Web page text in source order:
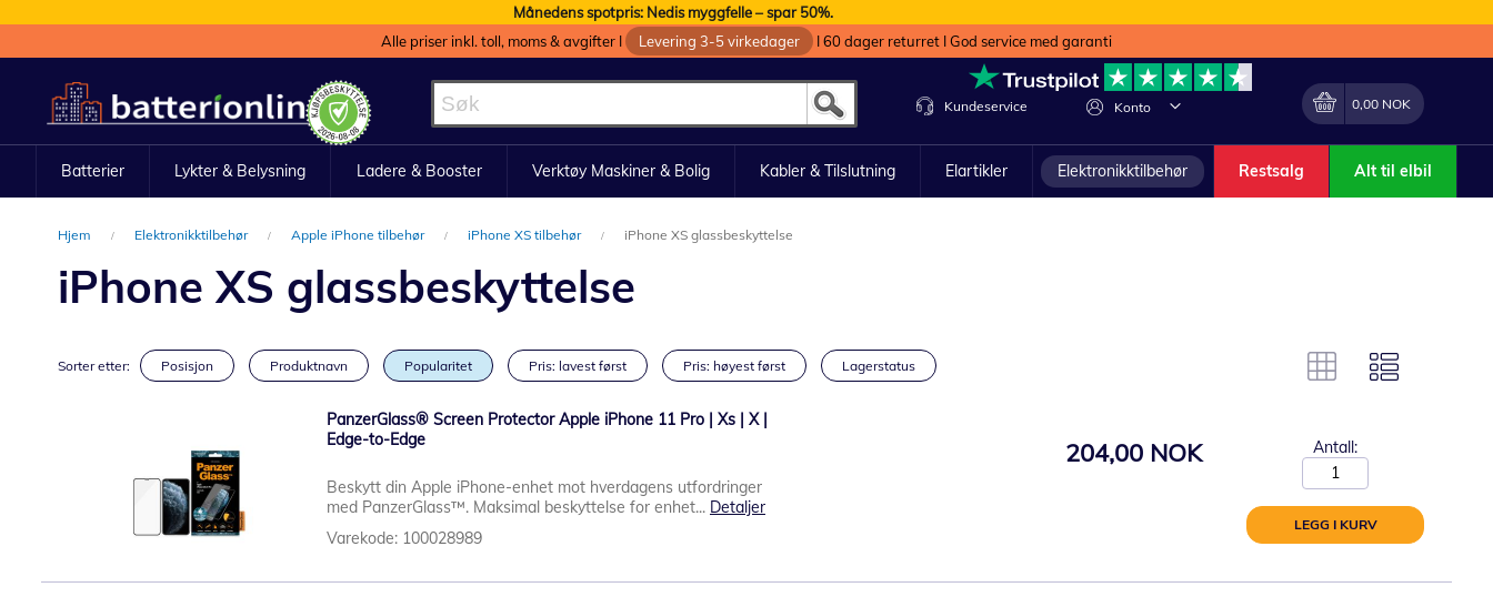
Månedens spotpris: Nedis myggfelle – spar 50%.
Alle priser inkl. toll, moms & avgifter I
Levering 3-5 virkedager I 60 dager returret I God service med garanti
til
innhold
Konto Endring
Min handlekurv
0,00 NOK
Kundeservice
Batterier Lykter & Belysning Ladere & Booster Verktøy Maskiner & Bolig Kabler & Tilslutning Elartikler Elektronikktilbehør Restsalg Alt til elbil
Hjem Elektronikktilbehør Apple iPhone tilbehør iPhone XS tilbehør iPhone XS glassbeskyttelse
iPhone XS glassbeskyttelse
Sorter etter: Posisjon Produktnavn Popularitet Pris: lavest først Pris: høyest først Lagerstatus
PanzerGlass® Screen Protector Apple iPhone 11 Pro | Xs | X |
Edge-to-Edge
Beskytt din Apple iPhone-enhet mot hverdagens utfordringer
med PanzerGlass™. Maksimal beskyttelse for enhet... Detaljer
Varekode: 100028989
204,00 NOK Antall:
LEGG I KURV